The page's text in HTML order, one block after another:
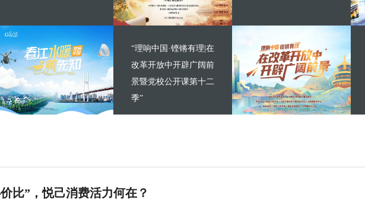
“理响中国·铿锵有理|在
改革开放中开辟广阔前
景暨党校公开课第十二
季”
比”，悦己消费活力何在？